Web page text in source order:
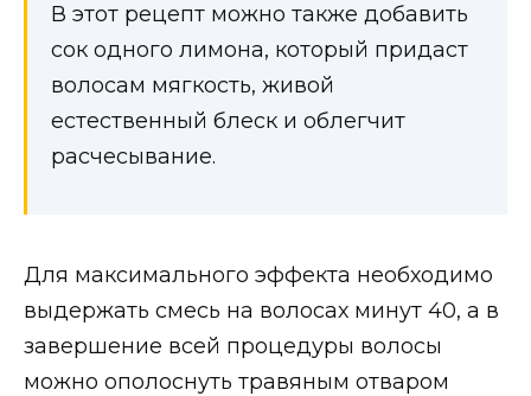
В этот рецепт можно также добавить
сок одного лимона, который придаст
волосам мягкость, живой
естественный блеск и облегчит
расчесывание.
Для максимального эффекта необходимо
выдержать смесь на волосах минут 40, а в
завершение всей процедуры волосы
можно ополоснуть травяным отваром